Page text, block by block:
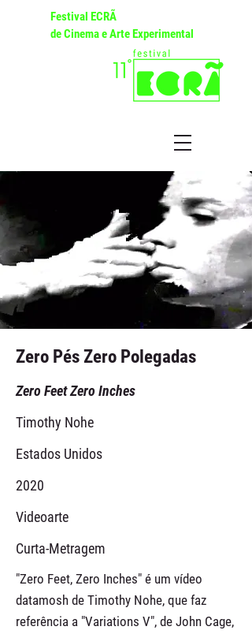
Festival ECRÃ
de Cinema e Arte Experimental
Zero Pés Zero Polegadas
Zero Feet Zero Inches
Timothy Nohe
Estados Unidos
2020
Videoarte
Curta-Metragem
"Zero Feet, Zero Inches" é um vídeo
datamosh de Timothy Nohe, que faz
referência a "Variations V", de John Cage,